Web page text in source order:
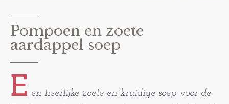
Pompoen en zoete
aardappel soep
E en heerlijke zoete en kruidige soep voor de